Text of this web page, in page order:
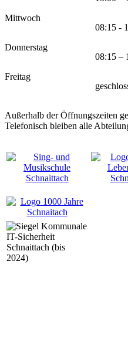
Mittwoch
08:15 -
Donnerstag
08:15 –
Freitag
Außerhalb der Öffnungszeiten
Telefonisch bleiben alle